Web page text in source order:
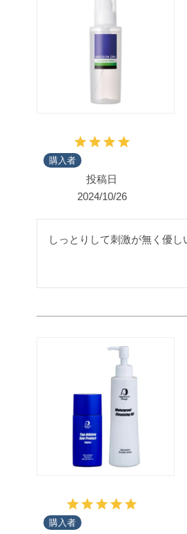
購入者
投稿日
2024/10/26
しっとりして刺激が無く優し
購入者